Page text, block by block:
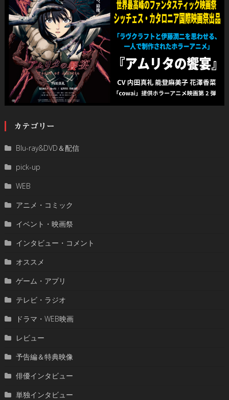
カテゴリー
Blu-ray&DVD＆配信
pick-up
WEB
アニメ・コミック
イベント・映画祭
インタビュー・コメント
オススメ
ゲーム・アプリ
テレビ・ラジオ
ドラマ・WEB映画
レビュー
予告編＆特典映像
俳優インタビュー
単独インタビュー